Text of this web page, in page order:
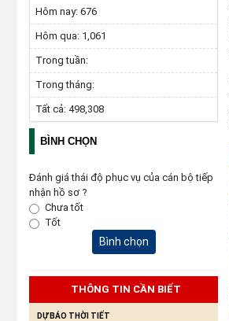
Hôm nay: 676
Hôm qua: 1,061
Trong tuần:
Trong tháng:
Tất cả: 498,308
BÌNH CHỌN
Đánh giá thái độ phục vụ của cán bộ tiếp
nhận hồ sơ ?
Chưa tốt
Tốt
Bình chọn
THÔNG TIN CẦN BIẾT
DỰ BÁO THỜI TIẾT